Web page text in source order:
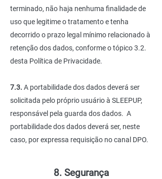
terminado, não haja nenhuma finalidade de
uso que legitime o tratamento e tenha
decorrido o prazo legal mínimo relacionado à
retenção dos dados, conforme o tópico 3.2.
desta Política de Privacidade.
7.3. A portabilidade dos dados deverá ser
solicitada pelo próprio usuário à SLEEPUP,
responsável pela guarda dos dados. A
portabilidade dos dados deverá ser, neste
caso, por expressa requisição no canal DPO.
8. Segurança